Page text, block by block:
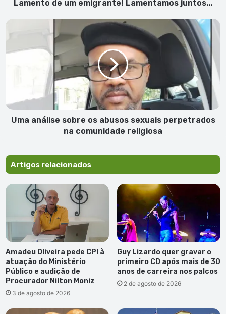
Lamento de um emigrante! Lamentamos juntos...
Uma
os
comunidade
religiosa
Uma análise sobre os abusos sexuais perpetrados
na comunidade religiosa
Artigos relacionados
Amadeu Oliveira pede CPI à
atuação do Ministério
Público e audição de
Procurador Nilton Moniz
3 de agosto de 2026
Guy Lizardo quer gravar o
primeiro CD após mais de 30
anos de carreira nos palcos
2 de agosto de 2026